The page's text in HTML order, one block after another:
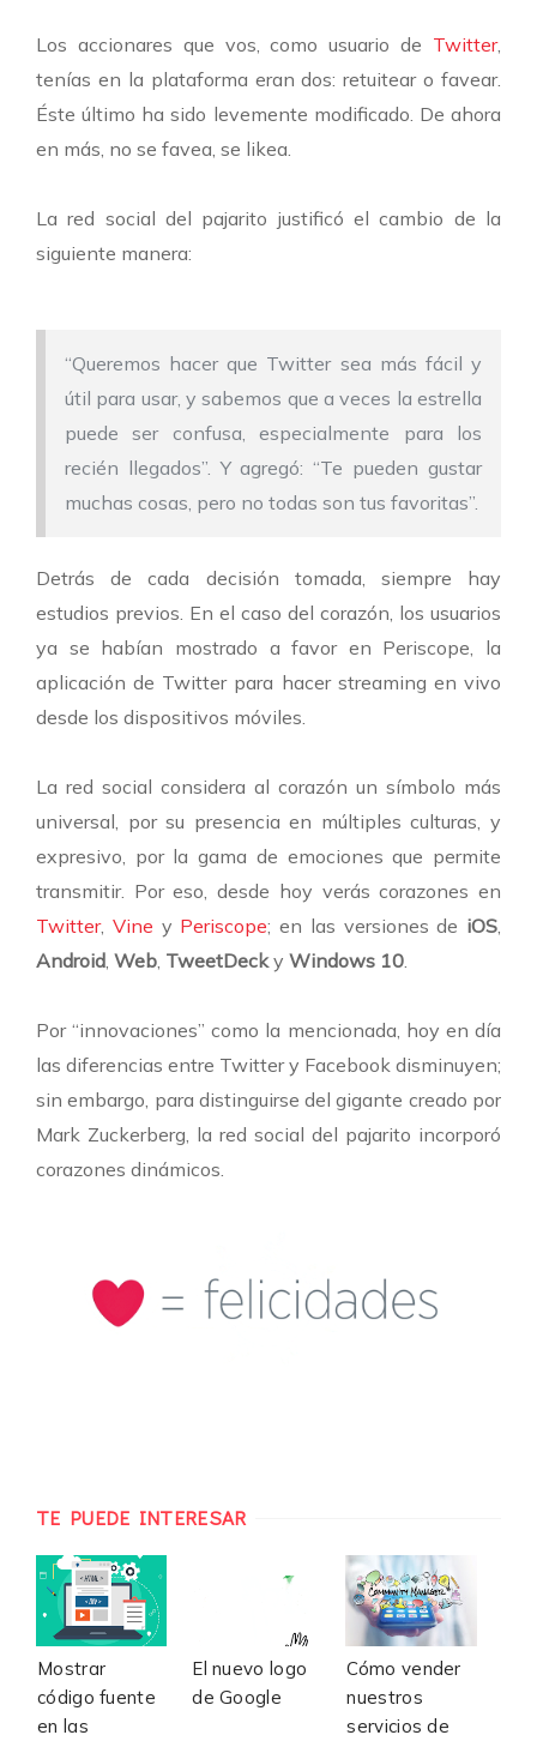
Los accionares que vos, como usuario de Twitter,
tenías en la plataforma eran dos: retuitear o favear.
Éste último ha sido levemente modificado. De ahora
en más, no se favea, se likea.
La red social del pajarito justificó el cambio de la
siguiente manera:
“Queremos hacer que Twitter sea más fácil y
útil para usar, y sabemos que a veces la estrella
puede ser confusa, especialmente para los
recién llegados”. Y agregó: “Te pueden gustar
muchas cosas, pero no todas son tus favoritas”.
Detrás de cada decisión tomada, siempre hay
estudios previos. En el caso del corazón, los usuarios
ya se habían mostrado a favor en Periscope, la
aplicación de Twitter para hacer streaming en vivo
desde los dispositivos móviles.
La red social considera al corazón un símbolo más
universal, por su presencia en múltiples culturas, y
expresivo, por la gama de emociones que permite
transmitir. Por eso, desde hoy verás corazones en
Twitter, Vine y Periscope; en las versiones de iOS
Android Web TweetDecky Windows 10
Por “innovaciones” como la mencionada, hoy en día
las diferencias entre Twitter y Facebook disminuyen;
sin embargo, para distinguirse del gigante creado por
Mark Zuckerberg, la red social del pajarito incorporó
corazones dinámicos.
TE PUEDE INTERESAR
Mostrar
código fuente
en las
El nuevo logo
de Google
Cómo vender
nuestros
servicios de